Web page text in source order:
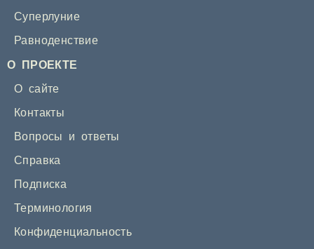
Суперлуние
Равноденствие
О ПРОЕКТЕ
О сайте
Контакты
Вопросы и ответы
Справка
Подписка
Терминология
Конфиденциальность